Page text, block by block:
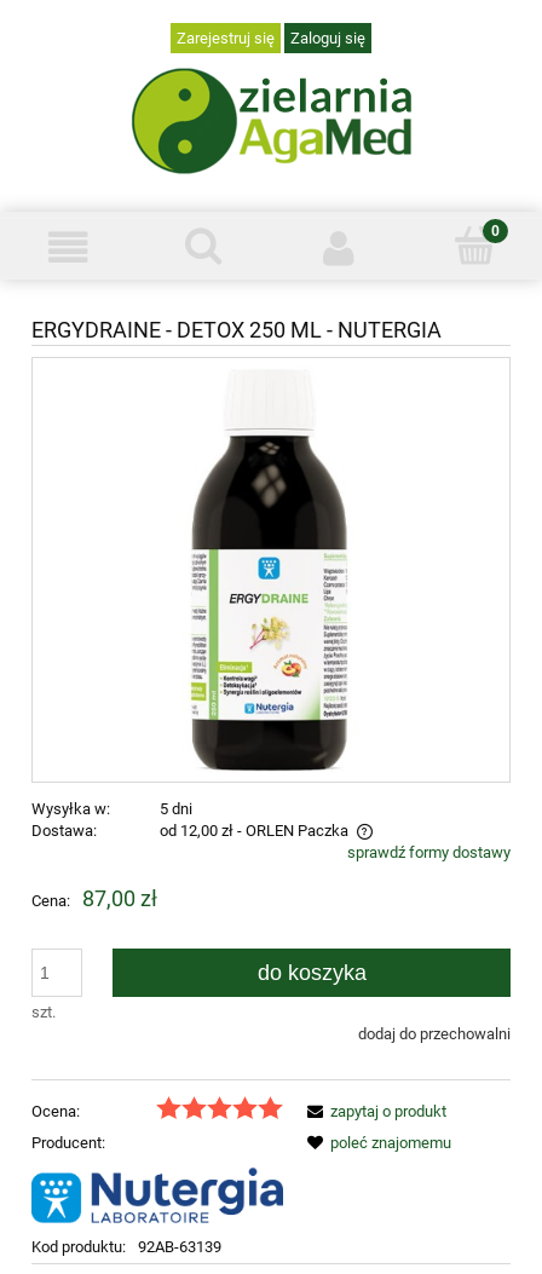
Zarejestruj się Zaloguj się
ERGYDRAINE - DETOX 250 ML - NUTERGIA
Wysyłka w:
5 dni
Dostawa:
od 12,00 zł - ORLEN Paczka
Cena nie zawiera ewentualnych kosztów płatnościsprawdź formy dostawy
Cena: 87,00 zł
szt.
do koszyka
dodaj do przechowalni
Ocena:
Producent:
Kod produktu: 92AB-63139
zapytaj o produkt
poleć znajomemu